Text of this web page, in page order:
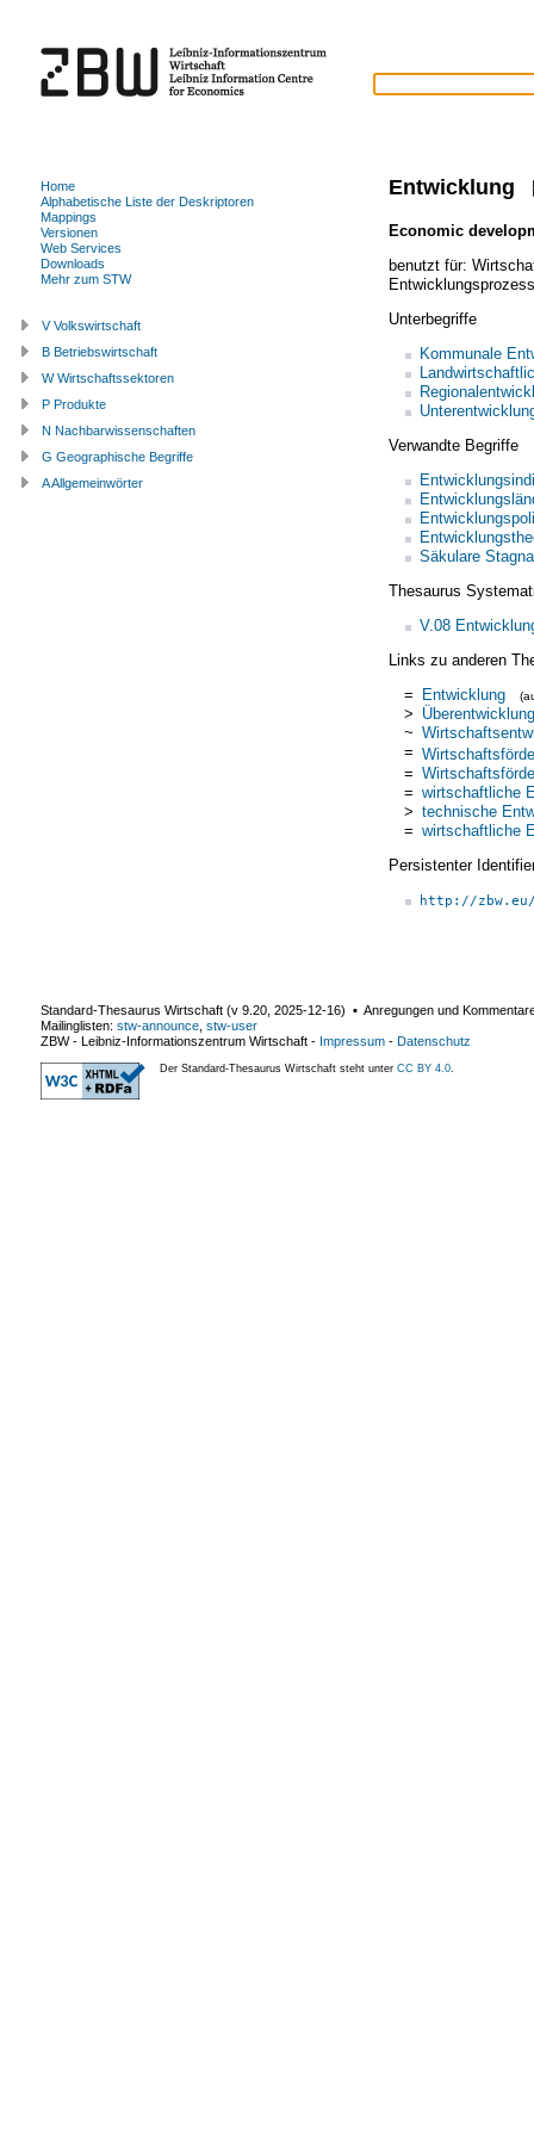
Entwicklung
Economic
benutzt für:
Entwicklungsprozess
Unterbegriffe
Kommunale
Verwandte Begriffe
Säkulare
Thesaurus
V.08
Links zu anderen
= Entwicklung
> Überentwicklung
~
=
=
= wirtschaftliche
> technische
= wirtschaftliche
Persistenter
http://
Home
Alphabetische Liste der Deskriptoren
Mappings
Versionen
Web Services
Downloads
Mehr zum STW
V Volkswirtschaft
B Betriebswirtschaft
W Wirtschaftssektoren
P Produkte
N Nachbarwissenschaften
G Geographische Begriffe
A Allgemeinwörter
Standard-Thesaurus Wirtschaft (v 9.20 2025-12-16) ▪ Anregungen und
Mailinglisten: stw-announce stw-user
ZBW - Leibniz-Informationszentrum Wirtschaft - Impressum - Datenschutz
Der Standard-Thesaurus Wirtschaft steht unter CC BY 4.0